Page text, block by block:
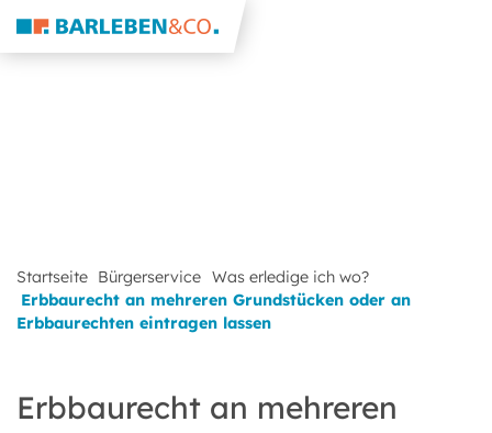
Startseite Bürgerservice Was erledige ich wo?
Erbbaurecht an mehreren Grundstücken oder an
Erbbaurechten eintragen lassen
Erbbaurecht an mehreren